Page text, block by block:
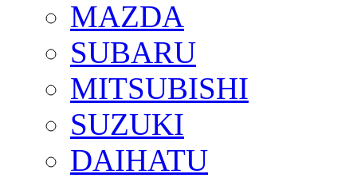
MAZDA
SUBARU
MITSUBISHI
SUZUKI
DAIHATU